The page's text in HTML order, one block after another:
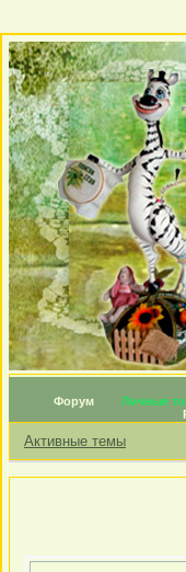
Форум Личные
Активные темы